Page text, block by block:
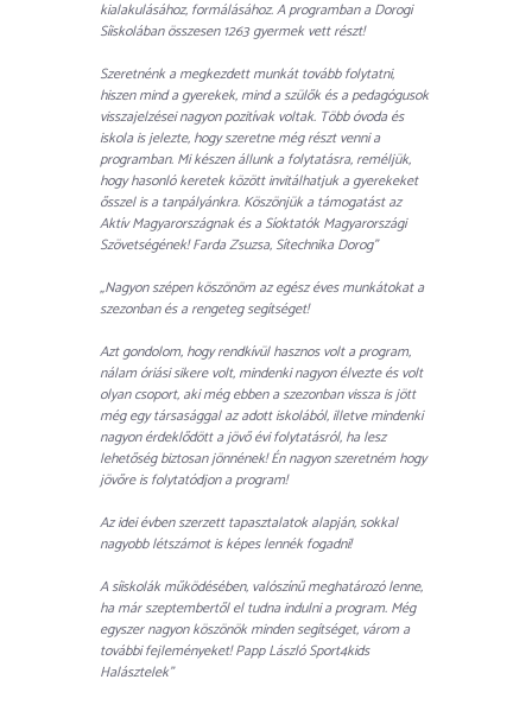
kialakulásához, formálásához. A programban a Dorogi
Síiskolában összesen 1263 gyermek vett részt!
Szeretnénk a megkezdett munkát tovább folytatni,
hiszen mind a gyerekek, mind a szülők és a pedagógusok
visszajelzései nagyon pozitívak voltak. Több óvoda és
iskola is jelezte, hogy szeretne még részt venni a
programban. Mi készen állunk a folytatásra, reméljük,
hogy hasonló keretek között invitálhatjuk a gyerekeket
ősszel is a tanpályánkra. Köszönjük a támogatást az
Aktív Magyarországnak és a Síoktatók Magyarországi
Szövetségének! Farda Zsuzsa, Sítechnika Dorog”
„Nagyon szépen köszönöm az egész éves munkátokat a
szezonban és a rengeteg segítséget!
Azt gondolom, hogy rendkívül hasznos volt a program,
nálam óriási sikere volt, mindenki nagyon élvezte és volt
olyan csoport, aki még ebben a szezonban vissza is jött
még egy társasággal az adott iskolából, illetve mindenki
nagyon érdeklődött a jövő évi folytatásról, ha lesz
lehetőség biztosan jönnének! Én nagyon szeretném hogy
jövőre is folytatódjon a program!
Az idei évben szerzett tapasztalatok alapján, sokkal
nagyobb létszámot is képes lennék fogadni!
A síiskolák működésében, valószínű meghatározó lenne,
ha már szeptembertől el tudna indulni a program. Még
egyszer nagyon köszönök minden segítséget, várom a
további fejleményeket! Papp László Sport4kids
Halásztelek”